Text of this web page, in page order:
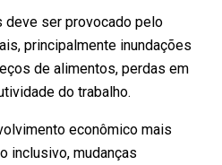
ser provocado pelo
principalmente inundações
de alimentos, perdas em
do trabalho.
econômico mais
inclusivo, mudanças